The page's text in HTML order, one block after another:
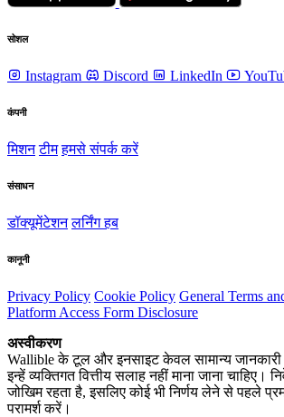
सोशल
Instagram Discord LinkedIn
कंपनी
मिशन टीम हमसे संपर्क करें
संसाधन
डॉक्यूमेंटेशन लर्निंग हब
कानूनी
Privacy Policy Cookie Policy General Terms
Platform Access Form Disclosure
अस्वीकरण
Wallible के टूल और इनसाइट केवल सामान्य
इन्हें व्यक्तिगत वित्तीय सलाह नहीं माना जाना चाहिए।
जोखिम रहता है, इसलिए कोई भी निर्णय लेने से पहले
परामर्श करें।